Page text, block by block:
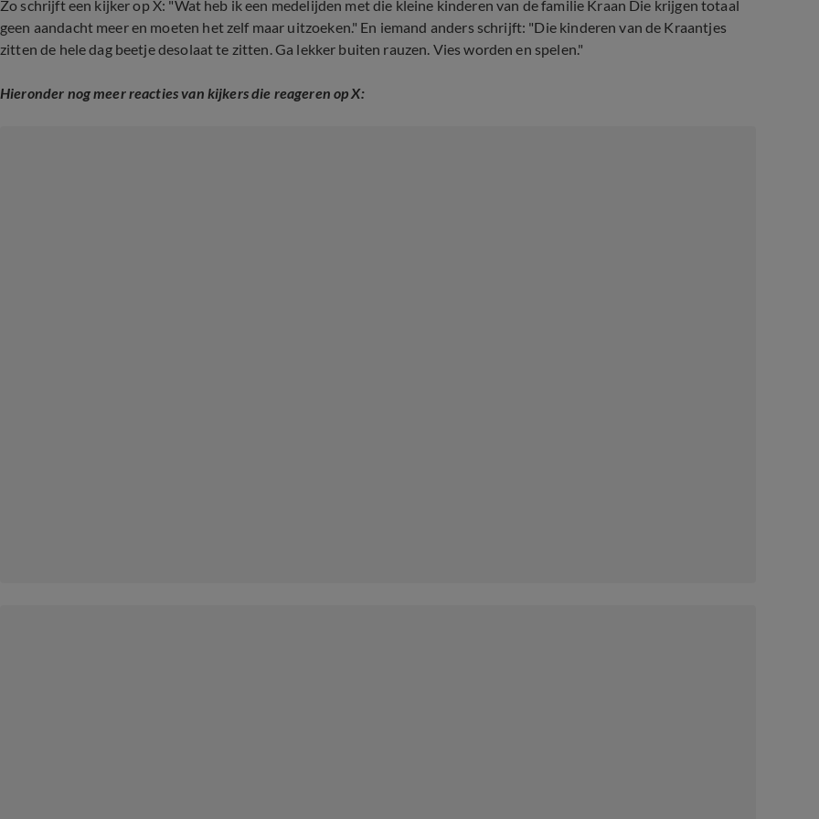
Zo schrijft een kijker op X: "Wat heb ik een medelijden met die kleine kinderen van de familie Kraan Die krijgen totaal
geen aandacht meer en moeten het zelf maar uitzoeken." En iemand anders schrijft: "Die kinderen van de Kraantjes
zitten de hele dag beetje desolaat te zitten. Ga lekker buiten rauzen. Vies worden en spelen."
Hieronder nog meer reacties van kijkers die reageren op X: